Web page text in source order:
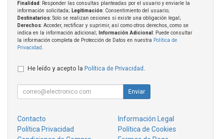
Finalidad: Responder las consultas planteadas por el usuario y enviarle la
información solicitada; Legitimación: Consentimiento del usuario;
Destinatarios: Solo se realizan cesiones si existe una obligación legal;
Derechos: Acceder, rectificar y suprimir, así como otros derechos, como se
indica en la información adicional;
Información Adicional : Puede consultar
la información completa de Protección de Datos en nuestra Política de
Privacidad
He leído y acepto la Política de Privacidad .
Enviar
Contacto
Información Legal
Política Privacidad
Política de Cookies